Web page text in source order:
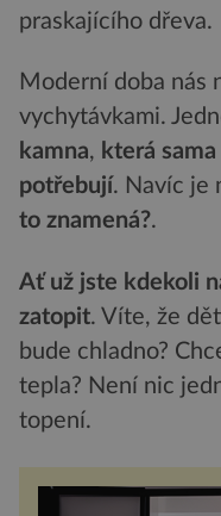
praskajícího dřeva.
Moderní doba nás
vychytávkami.
kamna, která
potřebují. Navíc je
to znamená?.
Ať už jste kdekoli
zatopit. Víte, že
bude chladno?
tepla? Není nic
topení.